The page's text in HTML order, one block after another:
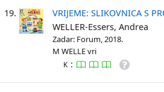
19.
VRIJEME: SLIKOVNICA S
WELLER-Essers, Andrea
Zadar: Forum, 2018.
M WELLE vri
K :